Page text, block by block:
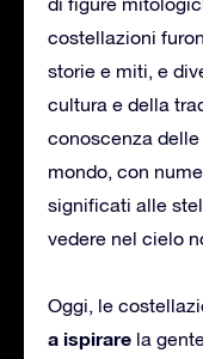
costellazioni
storie e miti, e
cultura e della
conoscenza
mondo, con
significati alle
vedere nel cielo
Oggi, le
a ispirare la